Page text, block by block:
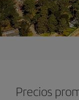
Precios